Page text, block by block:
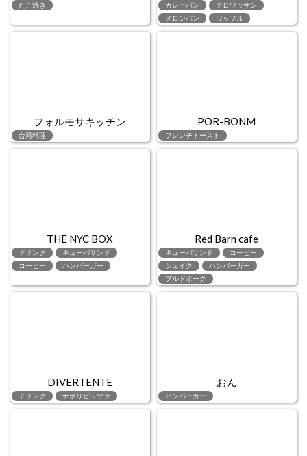
たこ焼き カレーパン
クロワッサン
メロンパン
ワッフル
フォルモサキッチン
台湾料理
POR-BONM
フレンチトースト
THE NYC BOX
ドリンク
キューバサンド
コーヒー
ハンバーガー
Red Barn cafe
キューバサンド
コーヒー
シェイク
ハンバーガー
プルドポーク
DIVERTENTE
ドリンク ナポリピッツァ
おん
ハンバーガー